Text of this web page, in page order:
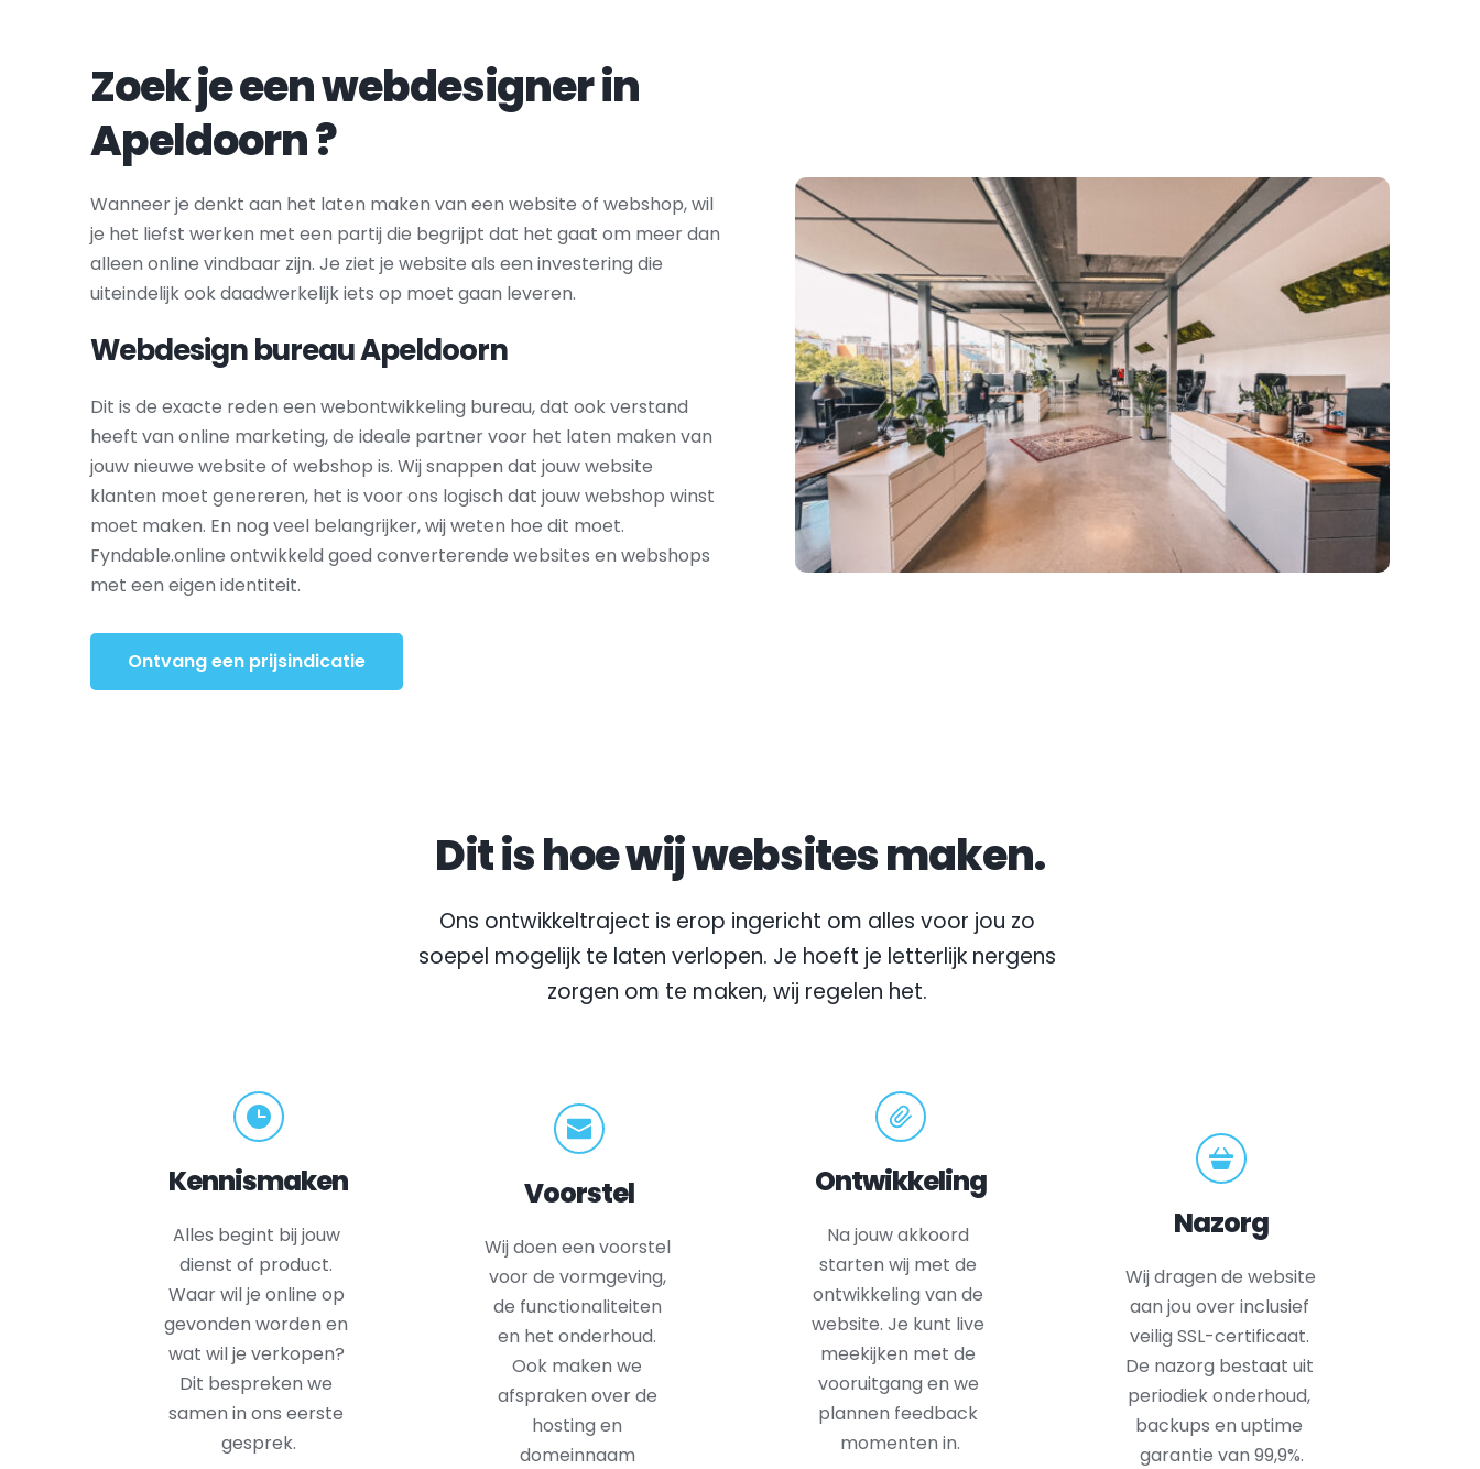
Apeldoorn ?
Wanneer je denkt aan het laten maken van een website of webshop, wil
je het liefst werken met een partij die begrijpt dat het gaat om meer dan
alleen online vindbaar zijn. Je ziet je website als een investering die
uiteindelijk ook daadwerkelijk iets op moet gaan leveren.
Webdesign bureau Apeldoorn
Dit is de exacte reden een webontwikkeling bureau, dat ook verstand
heeft van online marketing, de ideale partner voor het laten maken van
jouw nieuwe website of webshop is. Wij snappen dat jouw website
klanten moet genereren, het is voor ons logisch dat jouw webshop winst
moet maken. En nog veel belangrijker, wij weten hoe dit moet.
Fyndable.online ontwikkeld goed converterende websites en webshops
met een eigen identiteit.
Ontvang een prijsindicatie
Dit is hoe wij websites maken.
Ons ontwikkeltraject is erop ingericht om alles voor jou zo
soepel mogelijk te laten verlopen. Je hoeft je letterlijk nergens
zorgen om te maken, wij regelen het.
Kennismaken
Alles begint bij jouw
dienst of product.
Waar wil je online op
gevonden worden en
wat wil je verkopen?
Dit bespreken we
samen in ons eerste
gesprek.
Voorstel
Wij doen een voorstel
voor de vormgeving,
de functionaliteiten
en het onderhoud.
Ook maken we
afspraken over de
hosting en
domeinnaam
Ontwikkeling
Na jouw akkoord
starten wij met de
ontwikkeling van de
website. Je kunt live
meekijken met de
vooruitgang en we
plannen feedback
momenten in.
Nazorg
Wij dragen de website
aan jou over inclusief
veilig SSL-certificaat.
De nazorg bestaat uit
periodiek onderhoud,
backups en uptime
garantie van 99,9%.